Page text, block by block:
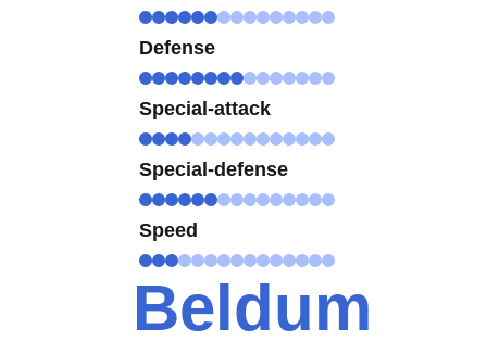
Defense
Special-attack
Special-defense
Speed
Beldum